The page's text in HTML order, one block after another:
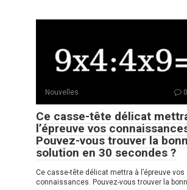
Nouvelles 0
Ce casse-tête délicat
l’épreuve vos
Pouvez-vous trouver la
solution en 30 secondes ?
Ce casse-tête délicat mettra à l’épreuve vos
connaissances. Pouvez-vous trouver la